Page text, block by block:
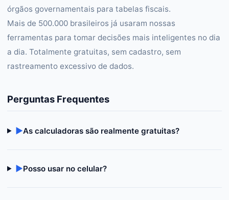
órgãos governamentais para tabelas fiscais.
Mais de 500.000 brasileiros já usaram nossas
ferramentas para tomar decisões mais inteligentes no dia
a dia. Totalmente gratuitas, sem cadastro, sem
rastreamento excessivo de dados.
Perguntas Frequentes
▶As calculadoras são realmente gratuitas?
▶Posso usar no celular?